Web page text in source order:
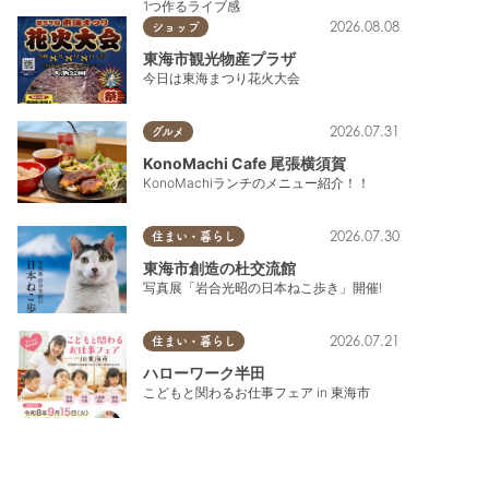
1つ作るライブ感
ショップ 2026.08.08
東海市観光物産プラザ
今日は東海まつり花火大会
グルメ 2026.07.31
KonoMachi Cafe 尾張横須賀
KonoMachiランチのメニュー紹介！！
住まい・暮らし 2026.07.30
東海市創造の杜交流館
写真展「岩合光昭の日本ねこ歩き」開催!
住まい・暮らし 2026.07.21
ハローワーク半田
こどもと関わるお仕事フェア in 東海市